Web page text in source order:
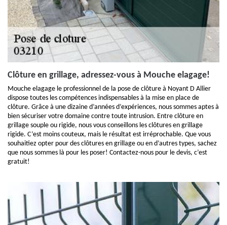
Clôture en grillage, adressez-vous à Mouche elagage!
Mouche elagage le professionnel de la pose de clôture à Noyant D Allier
dispose toutes les compétences indispensables à la mise en place de
clôture. Grâce à une dizaine d’années d’expériences, nous sommes aptes à
bien sécuriser votre domaine contre toute intrusion. Entre clôture en
grillage souple ou rigide, nous vous conseillons les clôtures en grillage
rigide. C’est moins couteux, mais le résultat est irréprochable. Que vous
souhaitiez opter pour des clôtures en grillage ou en d’autres types, sachez
que nous sommes là pour les poser! Contactez-nous pour le devis, c’est
gratuit!